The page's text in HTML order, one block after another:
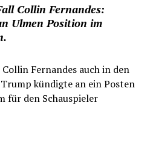
Collin Fernandes:
Ulmen Position im
Fernandes auch in den
kündigte an ein Posten
für den Schauspieler